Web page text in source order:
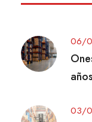
06/
03/